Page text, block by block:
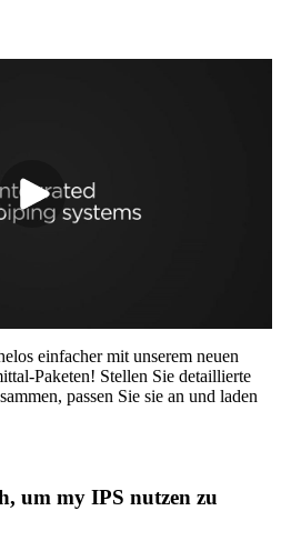
einfacher mit unserem neuen
Paketen! Stellen Sie detaillierte
passen Sie sie an und laden
um my IPS nutzen zu